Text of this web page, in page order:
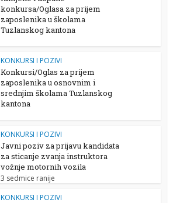
konkursa/Oglasa za prijem
zaposlenika u školama
Tuzlanskog kantona
KONKURSI I POZIVI
Konkursi/Oglas za prijem
zaposlenika u osnovnim i
srednjim školama Tuzlanskog
kantona
KONKURSI I POZIVI
Javni poziv za prijavu kandidata
za sticanje zvanja instruktora
vožnje motornih vozila
3 sedmice ranije
KONKURSI I POZIVI